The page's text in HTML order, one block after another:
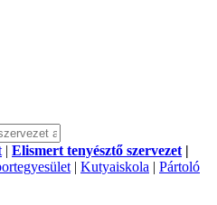
| Elismert tenyésztő szervezet |
| Kutyaiskola | Pártoló